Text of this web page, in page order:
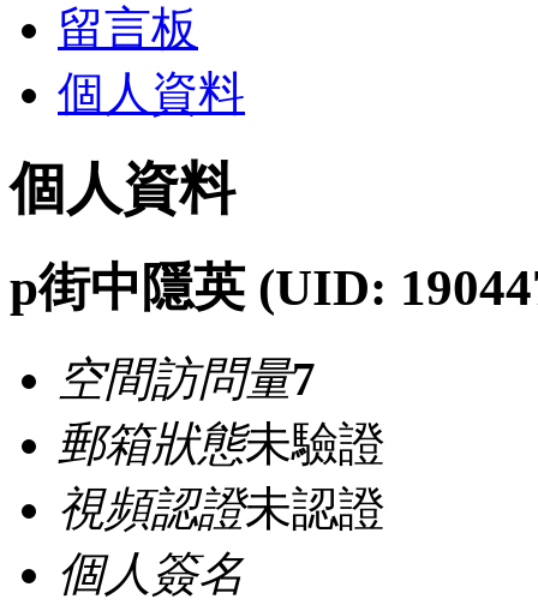
留言板
個人資料
個人資料
p街中隱英 (UID:
空間訪問量7
郵箱狀態未驗證
視頻認證未認證
個人簽名